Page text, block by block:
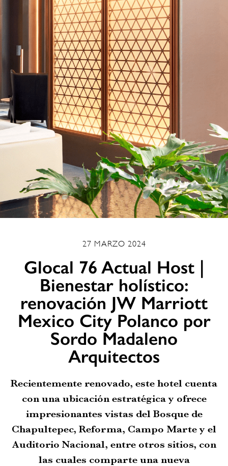
27 MARZO 2024
Glocal 76 Actual Host |
Bienestar holístico:
renovación JW Marriott
Mexico City Polanco por
Sordo Madaleno
Arquitectos
Recientemente renovado, este hotel cuenta
con una ubicación estratégica y ofrece
impresionantes vistas del Bosque de
Chapultepec, Reforma, Campo Marte y el
Auditorio Nacional, entre otros sitios, con
las cuales comparte una nueva